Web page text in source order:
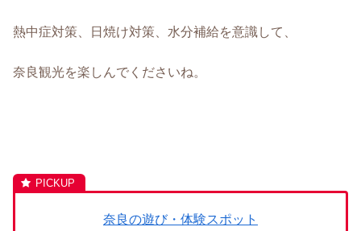
熱中症対策、日焼け対策、水分補給を意識して、
奈良観光を楽しんでくださいね。
奈良の遊び・体験スポット